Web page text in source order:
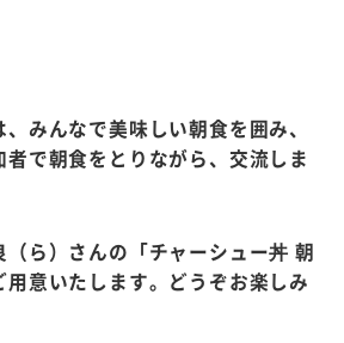
みんなで美味しい朝食を囲み、
で朝食をとりながら、交流しま
ら）さんの「チャーシュー丼 朝
意いたします。どうぞお楽しみ